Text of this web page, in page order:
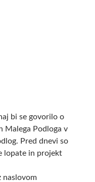
bi se govorilo o
Malega Podloga v
Pred dnevi so
lopate in projekt
naslovom